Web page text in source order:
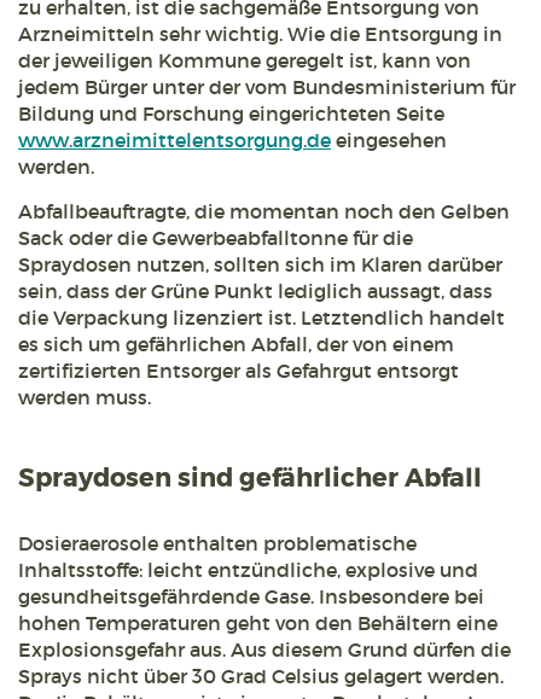
zu erhalten, ist die sachgemäße Entsorgung von
Arzneimitteln sehr wichtig. Wie die Entsorgung in
der jeweiligen Kommune geregelt ist, kann von
jedem Bürger unter der vom Bundesministerium für
Bildung und Forschung eingerichteten Seite
www.arzneimittelentsorgung.de eingesehen
werden.
Abfallbeauftragte, die momentan noch den Gelben
Sack oder die Gewerbeabfalltonne für die
Spraydosen nutzen, sollten sich im Klaren darüber
sein, dass der Grüne Punkt lediglich aussagt, dass
die Verpackung lizenziert ist. Letztendlich handelt
es sich um gefährlichen Abfall, der von einem
zertifizierten Entsorger als Gefahrgut entsorgt
werden muss.
Spraydosen sind gefährlicher Abfall
Dosieraerosole enthalten problematische
Inhaltsstoffe: leicht entzündliche, explosive und
gesundheitsgefährdende Gase. Insbesondere bei
hohen Temperaturen geht von den Behältern eine
Explosionsgefahr aus. Aus diesem Grund dürfen die
Sprays nicht über 30 Grad Celsius gelagert werden.